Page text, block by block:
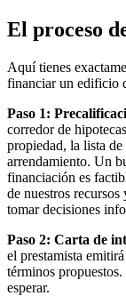
El proceso
Aquí tienes
financiar un edificio
Paso 1:
corredor de
propiedad, la lista
arrendamiento. Un
financiación es
de nuestros recursos
tomar decisiones
Paso 2: Carta de
el prestamista
términos
esperar.